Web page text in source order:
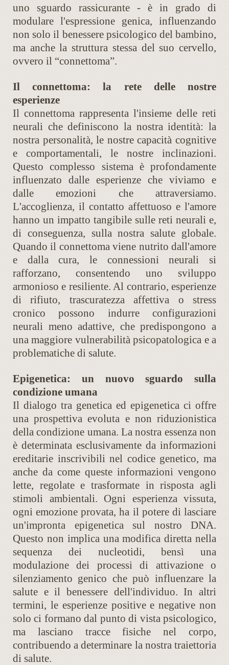
uno sguardo rassicurante - è in grado di
modulare l'espressione genica, influenzando
non solo il benessere psicologico del bambino,
ma anche la struttura stessa del suo cervello,
ovvero il “connettoma”.
Il connettoma: la rete delle nostre
esperienze
Il connettoma rappresenta l'insieme delle reti
neurali che definiscono la nostra identità: la
nostra personalità, le nostre capacità cognitive
e comportamentali, le nostre inclinazioni.
Questo complesso sistema è profondamente
influenzato dalle esperienze che viviamo e
dalle emozioni che attraversiamo.
L'accoglienza, il contatto affettuoso e l'amore
hanno un impatto tangibile sulle reti neurali e,
di conseguenza, sulla nostra salute globale.
Quando il connettoma viene nutrito dall'amore
e dalla cura, le connessioni neurali si
rafforzano, consentendo uno sviluppo
armonioso e resiliente. Al contrario, esperienze
di rifiuto, trascuratezza affettiva o stress
cronico possono indurre configurazioni
neurali meno adattive, che predispongono a
una maggiore vulnerabilità psicopatologica e a
problematiche di salute.
Epigenetica: un nuovo sguardo sulla
condizione umana
Il dialogo tra genetica ed epigenetica ci offre
una prospettiva evoluta e non riduzionistica
della condizione umana. La nostra essenza non
è determinata esclusivamente da informazioni
ereditarie inscrivibili nel codice genetico, ma
anche da come queste informazioni vengono
lette, regolate e trasformate in risposta agli
stimoli ambientali. Ogni esperienza vissuta,
ogni emozione provata, ha il potere di lasciare
un'impronta epigenetica sul nostro DNA.
Questo non implica una modifica diretta nella
sequenza dei nucleotidi, bensì una
modulazione dei processi di attivazione o
silenziamento genico che può influenzare la
salute e il benessere dell'individuo. In altri
termini, le esperienze positive e negative non
solo ci formano dal punto di vista psicologico,
ma lasciano tracce fisiche nel corpo,
contribuendo a determinare la nostra traiettoria
di salute.